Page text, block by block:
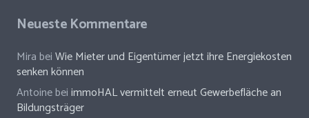
Neueste Kommentare
MirabeiWie Mieter und Eigentümer jetzt ihre Energiekosten
senken können
AntoinebeiimmoHAL vermittelt erneut Gewerbefläche an
Bildungsträger